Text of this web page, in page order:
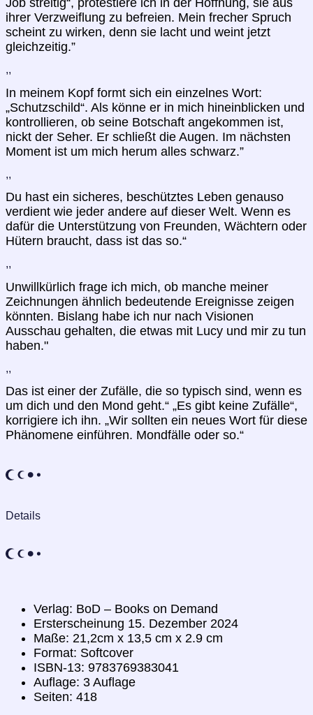
Job streitig“, protestiere ich in der Hoffnung, sie aus
ihrer Verzweiflung zu befreien. Mein frecher Spruch
scheint zu wirken, denn sie lacht und weint jetzt
gleichzeitig.”
,,
In meinem Kopf formt sich ein einzelnes Wort:
„Schutzschild“. Als könne er in mich hineinblicken und
kontrollieren, ob seine Botschaft angekommen ist,
nickt der Seher. Er schließt die Augen. Im nächsten
Moment ist um mich herum alles schwarz.”
,,
Du hast ein sicheres, beschütztes Leben genauso
verdient wie jeder andere auf dieser Welt. Wenn es
dafür die Unterstützung von Freunden, Wächtern oder
Hütern braucht, dass ist das so.“
,,
Unwillkürlich frage ich mich, ob manche meiner
Zeichnungen ähnlich bedeutende Ereignisse zeigen
könnten. Bislang habe ich nur nach Visionen
Ausschau gehalten, die etwas mit Lucy und mir zu tun
haben."
,,
Das ist einer der Zufälle, die so typisch sind, wenn es
um dich und den Mond geht.“ „Es gibt keine Zufälle“,
korrigiere ich ihn. „Wir sollten ein neues Wort für diese
Phänomene einführen. Mondfälle oder so.“
Details
Verlag: BoD – Books on Demand
Ersterscheinung 15. Dezember 2024
Maße: 21,2cm x 13,5 cm x 2.9 cm
Format: Softcover
ISBN-13: 9783769383041
Auflage: 3 Auflage
Seiten: 418